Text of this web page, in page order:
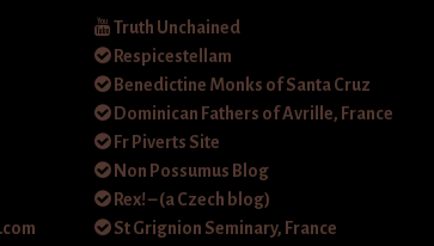
Truth Unchained
Respicestellam
Benedictine Monks of Santa Cruz
Dominican Fathers of Avrille, France
Fr Piverts Site
Non Possumus Blog
Rex! – (a Czech blog)
St Grignion Seminary, France